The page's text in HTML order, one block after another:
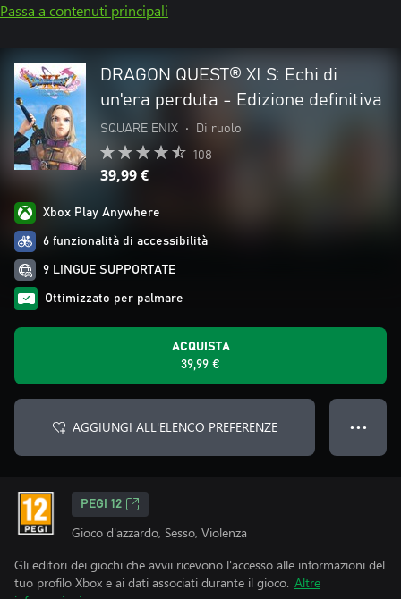
Passa a contenuti principali
DRAGON QUEST® XI S: Echi di
un'era perduta - Edizione definitiva
SQUARE ENIX • Di ruolo
108
39,99 €
Xbox Play Anywhere
6 funzionalità di accessibilità
9 LINGUE SUPPORTATE
Ottimizzato per palmare
ACQUISTA
39,99 €
AGGIUNGI ALL'ELENCO PREFERENZE ● ● ●
PEGI 12
Gioco d'azzardo, Sesso, Violenza
Gli editori dei giochi che avvii ricevono l'accesso alle informazioni del
tuo profilo Xbox e ai dati associati durante il gioco. Altre